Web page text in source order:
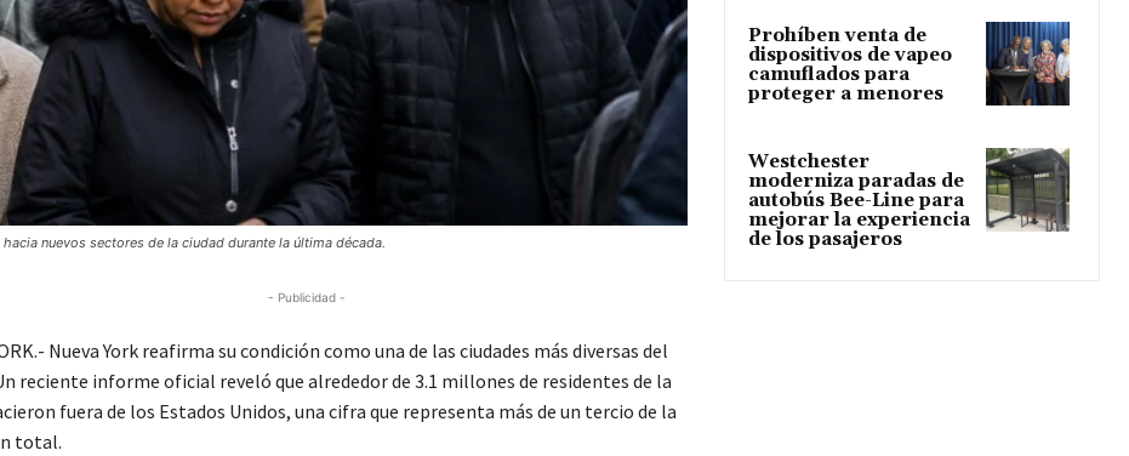
nuevos sectores de la ciudad durante la última década.
- Publicidad -
Nueva York reafirma su condición como una de las ciudades más diversas del
reciente informe oficial reveló que alrededor de 3.1 millones de residentes de la
fuera de los Estados Unidos, una cifra que representa más de un tercio de la
total.
Prohíben venta de
dispositivos de vapeo
camuflados para
proteger a menores
Westchester
moderniza paradas de
autobús Bee-Line para
mejorar la experiencia
de los pasajeros